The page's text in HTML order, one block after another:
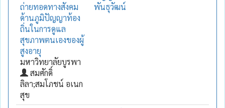
ถ่ายทอดทางสังคม
ด้านภูมิปัญญาท้อง
ถิ่นในการดูแล
สุขภาพตนเองของผู้
สูงอายุ
มหาวิทยาลัยบูรพา
สมศักดิ์
ลิลา;สมโภชน์ อเนก
สุข
พันธุวัฒน์